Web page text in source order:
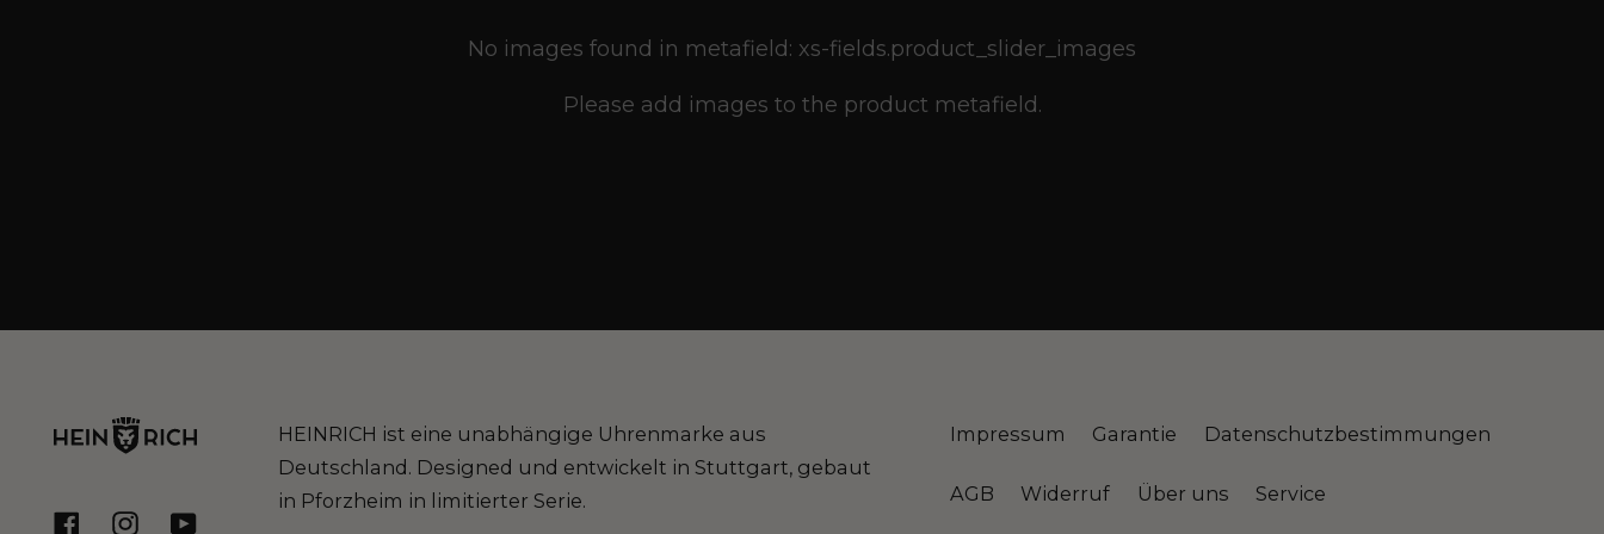
No images found in metafield: xs-fields.product_slider_images
Please add images to the product metafield.
FacebookInstagram
HEINRICH ist eine unabhängige Uhrenmarke aus
Deutschland. Designed und entwickelt in Stuttgart, gebaut
in Pforzheim in limitierter Serie.
Impressum Garantie Datenschutzbestimmungen
AGB Widerruf Über uns Service